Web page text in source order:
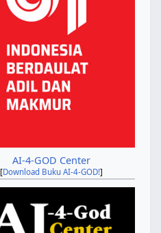
AI-4-GOD Center
[Download Buku AI-4-GOD!]